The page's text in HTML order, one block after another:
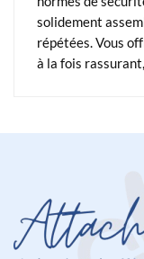
solidement
répétées. Vous
à la fois